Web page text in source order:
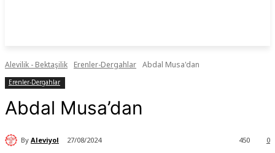
Alevilik - Bektaşilik Erenler-Dergahlar Abdal Musa'dan
Erenler-Dergahlar
Abdal Musa’dan
By Aleviyol 27/08/2024 0
450